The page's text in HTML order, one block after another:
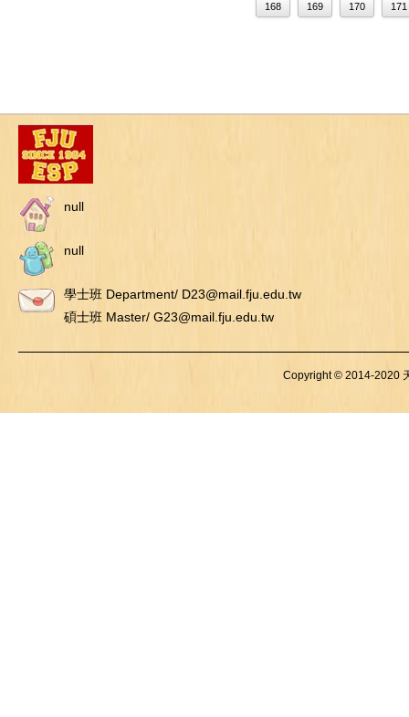
168
169 170 171
null
null
學士班 Department/ D23@mail.fju.edu.tw
碩士班 Master/ G23@mail.fju.edu.tw
Copyright © 2014-2020